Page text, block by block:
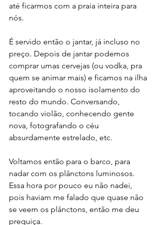
até ficarmos com a praia inteira para
nós.
É servido então o jantar, já incluso no
preço. Depois de jantar podemos
comprar umas cervejas (ou vodka, pra
quem se animar mais) e ficamos na ilha
aproveitando o nosso isolamento do
resto do mundo. Conversando,
tocando violão, conhecendo gente
nova, fotografando o céu
absurdamente estrelado, etc.
Voltamos então para o barco, para
nadar com os plânctons luminosos.
Essa hora por pouco eu não nadei,
pois haviam me falado que quase não
se veem os plânctons, então me deu
preguiça.